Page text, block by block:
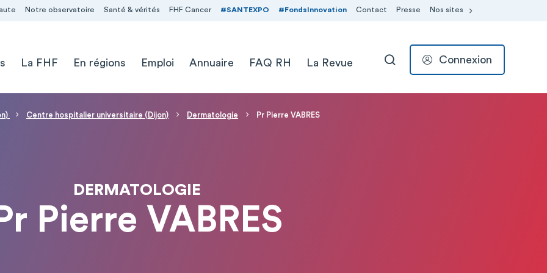
Notre observatoire Santé & vérités FHF Cancer #SANTEXPO #FondsInnovation Contact Presse Nos sites
La FHF En régions Emploi Annuaire FAQ RH La Revue RECHERCHER
Connexion
Centre hospitalier universitaire (Dijon) Dermatologie Pr Pierre VABRES
DERMATOLOGIE
Pr Pierre VABRES